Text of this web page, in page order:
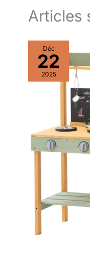
Articles
Déc
22
2025